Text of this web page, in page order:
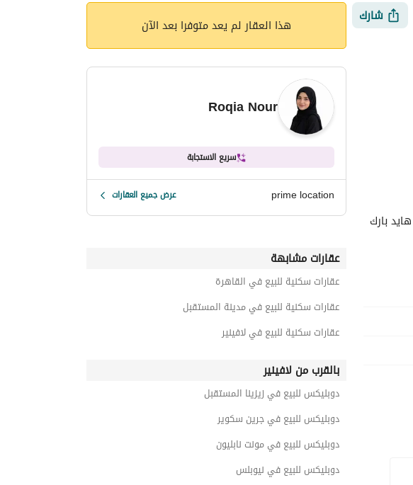
شارك هذا العقار لم يعد متوفرا بعد الآن
Roqia Nour
سريع الاستجابة
prime location عرض جميع العقارات
عقارات مشابهة
عقارات سكنية للبيع في القاهرة
عقارات سكنية للبيع في مدينة المستقبل
عقارات سكنية للبيع في لافينير
بالقرب من لافينير
دوبليكس للبيع في زيزينا المستقبل
دوبليكس للبيع في جرين سكوير
دوبليكس للبيع في مونت نابليون
دوبليكس للبيع في نيوبلس